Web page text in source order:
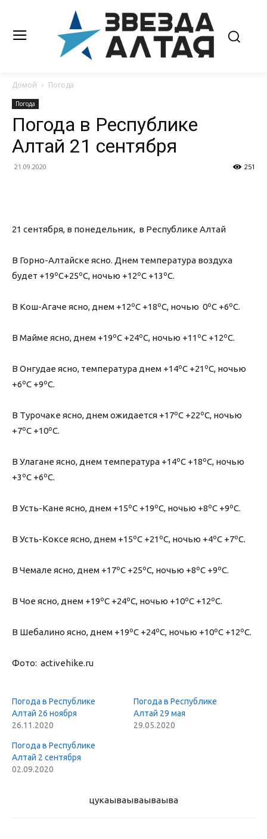
Домой Погода
Погода
Погода в Республике
Алтай 21 сентября
21.09.2020 251
21 сентября, в понедельник, в Республике Алтай
В Горно-Алтайске ясно. Днем температура воздуха
будет +19ºС+25ºС, ночью +12ºС +13ºС.
В Кош-Агаче ясно, днем +12ºС +18ºС, ночью 0ºС +6ºС.
В Майме ясно, днем +19ºС +24ºС, ночью +11ºС +12ºС.
В Онгудае ясно, температура днем +14ºС +21ºС, ночью
+6ºС +9ºС.
В Турочаке ясно, днем ожидается +17ºС +22ºС, ночью
+7ºС +10ºС.
В Улагане ясно, днем температура +14ºС +18ºС, ночью
+3ºС +6ºС.
В Усть-Кане ясно, днем +15ºС +19ºС, ночью +8ºС +9ºС.
В Усть-Коксе ясно, днем +15ºС +21ºС, ночью +4ºС +7ºС.
В Чемале ясно, днем +17ºС +25ºС, ночью +8ºС +9ºС.
В Чое ясно, днем +19ºС +24ºС, ночью +10ºС +12ºС.
В Шебалино ясно, днем +19ºС +24ºС, ночью +10ºС +12ºС.
Фото: activehike.ru
Погода в Республике
Алтай 26 ноября
26.11.2020
Погода в Республике
Алтай 29 мая
29.05.2020
Погода в Республике
Алтай 2 сентября
02.09.2020
цукаываываываыва